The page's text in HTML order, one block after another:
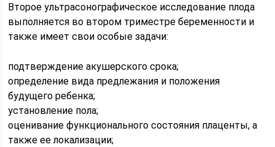
Второе ультрасонографическое исследование плода
выполняется во втором триместре беременности и
также имеет свои особые задачи:
подтверждение акушерского срока;
определение вида предлежания и положения
будущего ребенка;
установление пола;
оценивание функционального состояния плаценты, а
также ее локализации;